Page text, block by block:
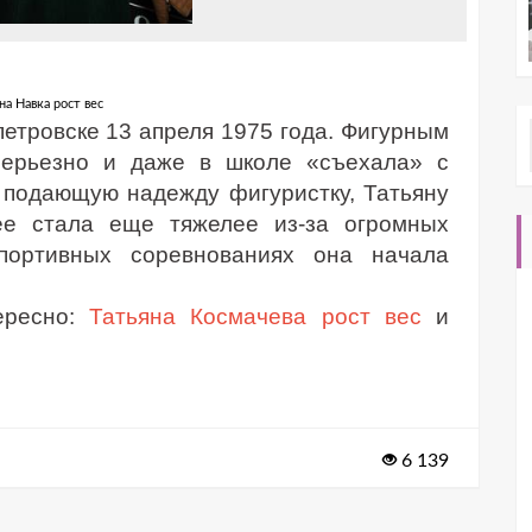
Навка рост вес
13 апреля 1975 года. Фигурным
и даже в школе «съехала» с
надежду фигуристку, Татьяну
стала еще тяжелее из-за огромных
соревнованиях она начала
Татьяна Космачева рост вес и
6 139